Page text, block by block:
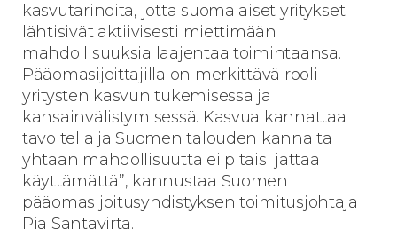
kasvutarinoita, jotta suomalaiset yritykset
lähtisivät aktiivisesti miettimään
mahdollisuuksia laajentaa toimintaansa.
Pääomasijoittajilla on merkittävä rooli
yritysten kasvun tukemisessa ja
kansainvälistymisessä. Kasvua kannattaa
tavoitella ja Suomen talouden kannalta
yhtään mahdollisuutta ei pitäisi jättää
käyttämättä”, kannustaa Suomen
pääomasijoitusyhdistyksen toimitusjohtaja
Pia Santavirta.